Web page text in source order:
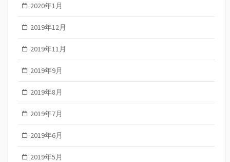
2020年1月
2019年12月
2019年11月
2019年9月
2019年8月
2019年7月
2019年6月
2019年5月